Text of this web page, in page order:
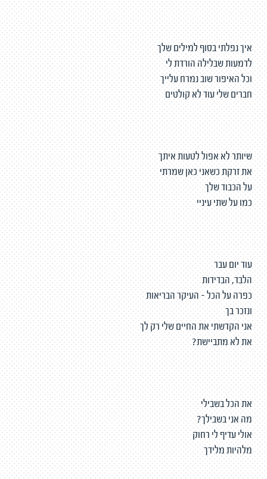
איך נפלתי בסוף למילים שלך
לדמעות שבלילה הורדת לי
וכל האיפור שוב נמרח עלייך
חברים שלי עוד לא קולטים
שיותר לא אפול לטעות איתך
את זרקת כשאני כאן שמרתי
על הכבוד שלך
כמו על שתי עיניי
עוד יום עבר
הלבד, הבדידות
כפרה על הכל - העיקר הבריאות
ונזכר בך
אני הקדשתי את החיים שלי רק לך
את לא מתביישת?
את הכל בשבילי
מה אני בשבילך?
אולי עדיף לי רחוק
מלהיות מלידך